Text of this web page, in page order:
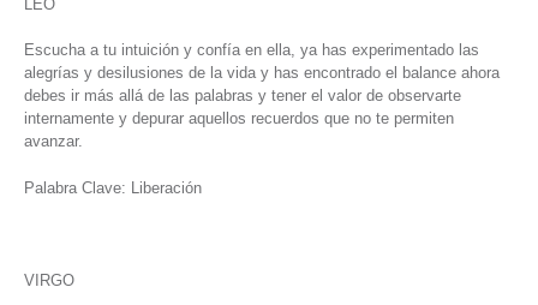
LEO
Escucha a tu intuición y confía en ella, ya has experimentado las
alegrías y desilusiones de la vida y has encontrado el balance ahora
debes ir más allá de las palabras y tener el valor de observarte
internamente y depurar aquellos recuerdos que no te permiten
avanzar.
Palabra Clave: Liberación
VIRGO